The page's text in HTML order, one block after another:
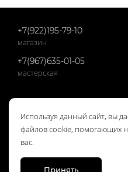
+7(922)195-79-10
магазин
+7(967)635-01-05
мастерская
ОТЗЫВЫ
Отзывы Google
Отзывы Яndex
Используя данный сайт, вы
файлов cookie, помогающих
вас.
Принять